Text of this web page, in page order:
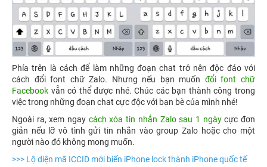
Phía trên là cách để làm những đoạn chat trở nên độc đáo với
cách đổi font chữ Zalo. Nhưng nếu bạn muốn đổi font chữ
Facebook vẫn có thể được nhé. Chúc các bạn thành công trong
việc trong những đoạn chat cực độc với bạn bè của mình nhé!
Ngoài ra, xem ngay cách xóa tin nhắn Zalo sau 1 ngàycực đơn
giản nếu lỡ vô tình gửi tin nhắn vào group Zalo hoặc cho một
người nào đó không mong muốn.
>>> Lộ diện mã ICCID mới biến iPhone lock thành iPhone quốc tế